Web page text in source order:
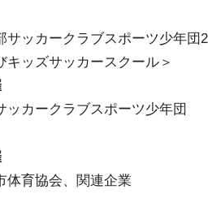
サッカークラブスポーツ少年
キッズサッカースクール＞
ッカークラブスポーツ少年団
体育協会、関連企業